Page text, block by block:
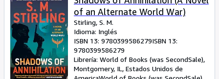
of an Alternate World War)
Stirling, S. M.
Idioma: Inglés
ISBN 13: 9780399586279ISBN 13:
9780399586279
Librería: World of Books (was SecondSale),
Montgomery, IL, Estados Unidos de